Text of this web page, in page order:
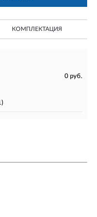
КОМПЛЕКТАЦИЯ
0 руб.